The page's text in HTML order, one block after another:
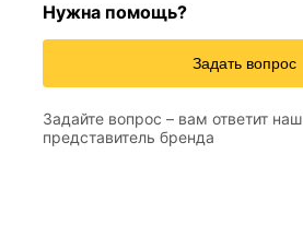
Нужна помощь?
Задать вопрос
Задайте вопрос – вам ответит
представитель бренда